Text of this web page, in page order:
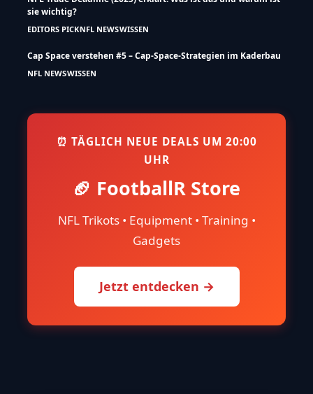
sie wichtig?
EDITORS PICKNFL NEWSWISSEN
Cap Space verstehen #5 – Cap-Space-Strategien im Kaderbau
NFL NEWSWISSEN
⏰ TÄGLICH NEUE DEALS UM 20:00
UHR
🏈 FootballR Store
NFL Trikots • Equipment • Training •
Gadgets
Jetzt entdecken →